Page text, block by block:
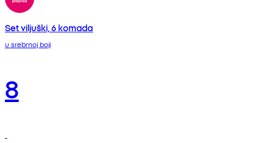
Set viljuški, 6 komada
u srebrnoj boji
8